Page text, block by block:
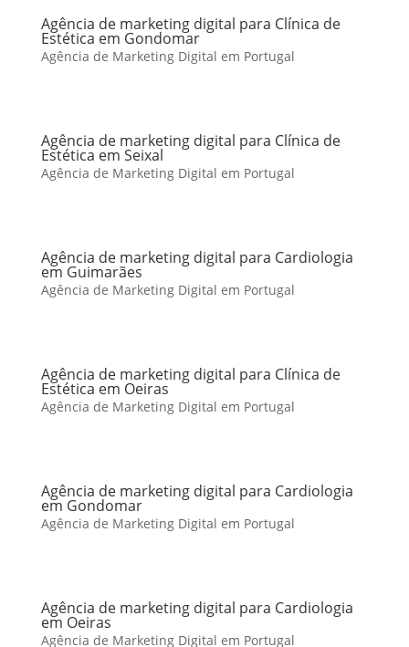
Agência de marketing digital para Clínica de
Estética em Gondomar
Agência de Marketing Digital em Portugal
Agência de marketing digital para Clínica de
Estética em Seixal
Agência de Marketing Digital em Portugal
Agência de marketing digital para Cardiologia
em Guimarães
Agência de Marketing Digital em Portugal
Agência de marketing digital para Clínica de
Estética em Oeiras
Agência de Marketing Digital em Portugal
Agência de marketing digital para Cardiologia
em Gondomar
Agência de Marketing Digital em Portugal
Agência de marketing digital para Cardiologia
em Oeiras
Agência de Marketing Digital em Portugal